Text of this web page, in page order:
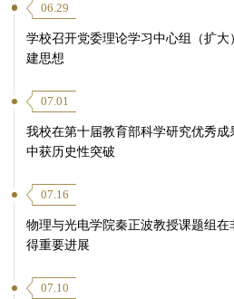
06.29
学校召开党委理论学习中心组（扩
建思想
07.01
我校在第十届教育部科学研究优秀
中获历史性突破
07.16
物理与光电学院秦正波教授课题组
得重要进展
07.10